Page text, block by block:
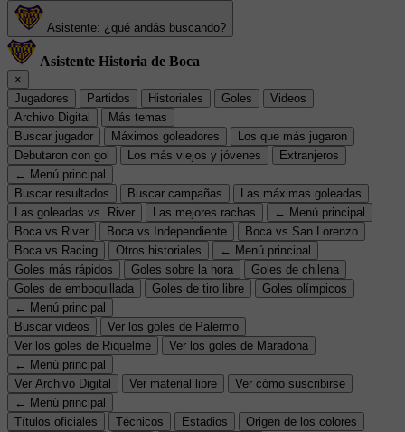
Asistente: ¿qué andás buscando?
Asistente Historia de Boca
×
Jugadores
Partidos Historiales Goles
Videos
Archivo Digital
Más temas
Buscar jugador
Máximos goleadores
Los que más jugaron
Debutaron con gol
Los más viejos y jóvenes
Extranjeros
← Menú principal
Buscar resultados
Buscar campañas
Las máximas goleadas
Las goleadas vs. River
Las mejores rachas
← Menú principal
Boca vs River
Boca vs Independiente
Boca vs San Lorenzo
Boca vs Racing
Otros historiales
← Menú principal
Goles más rápidos
Goles sobre la hora
Goles de chilena
Goles de emboquillada
Goles de tiro libre
Goles olímpicos
← Menú principal
Buscar videos
Ver los goles de Palermo
Ver los goles de Riquelme
Ver los goles de Maradona
← Menú principal
Ver Archivo Digital
Ver material libre
Ver cómo suscribirse
← Menú principal
Títulos oficiales
Técnicos Estadios
Origen de los colores